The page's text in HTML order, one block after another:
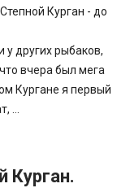
Курган - до
у других рыбаков,
вчера был мега
Кургане я первый
...
Курган.